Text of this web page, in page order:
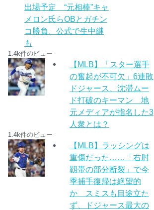
出場予定 “元相棒”キャ
メロン氏らOBとガチン
コ勝負、公式で生中継
も
1.4k件のビュー
【MLB】「スター選手
の奮起が不可欠」6連敗
ドジャース、沈滞ムー
ド打破のキーマン 地
元メディアが指名した3
人衆とは？
1.4k件のビュー
【MLB】ラッシングは
重傷だった……「右肘
靱帯の部分断裂」で今
季捕手復帰は絶望的
か スミスも目途立た
ず、ドジャース最大の